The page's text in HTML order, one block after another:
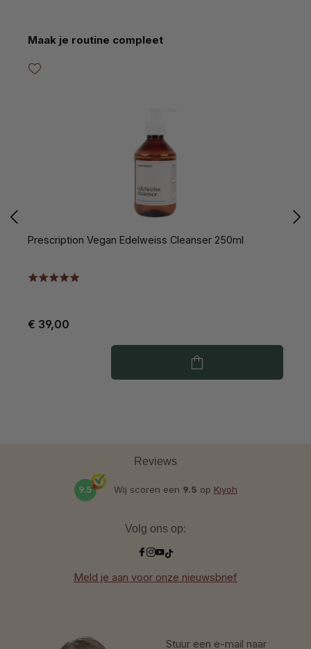
Productgalerij overslaan
Maak je routine compleet
Prescription Vegan Edelweiss Cleanser 250ml
€ 39,00
Stuur een e-mail naar
Reviews
9.5 Wij scoren een 9.5 op Kiyoh
Volg ons op:
Meld je aan voor onze nieuwsbrief